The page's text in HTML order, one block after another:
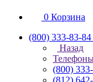
0 Корзина
(800) 333-83-84
Назад
(800)
(812)